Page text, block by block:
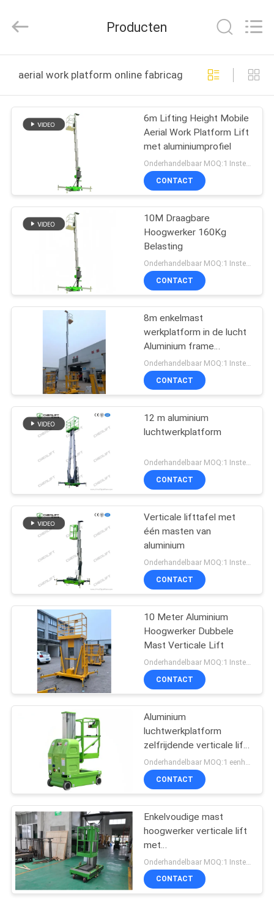
PRODUCTEN
FABRIEKSTOCHT
KWALITEITSCONTROLE
CONTACT
NIEUWS
VRAAG
EEN
OFFERTE
SITEMAP
PRIVACYBELEID
LTD.
Reserved.
Producten
aerial work platform online fabricage
6m Lifting Height Mobile
Aerial Work Platform Lift
met aluminiumprofiel
Onderhandelbaar MOQ:1 Instellen
CONTACT
10M Draagbare
Hoogwerker 160Kg
Belasting
CONTACT
8m enkelmast
werkplatform in de lucht
Aluminium frame
Hydraulische lifttafel
CONTACT
12 m aluminium
luchtwerkplatform
Onderhandelbaar MOQ:1 Instellen
CONTACT
Verticale lifttafel met
één masten van
aluminium
Onderhandelbaar MOQ:1 Instellen
CONTACT
10 Meter Aluminium
Hoogwerker Dubbele
Mast Verticale Lift
CONTACT
Aluminium
luchtwerkplatform
zelfrijdende verticale lift
6m Platformhoogte
CONTACT
Enkelvoudige mast
hoogwerker verticale lift
met
wisselstroomvoeding
CONTACT